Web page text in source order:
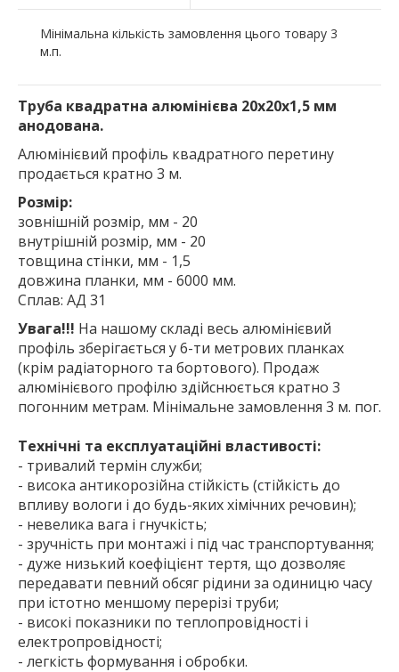
Мінімальна кількість замовлення цього товару 3
м.п.
Труба квадратна алюмінієва 20х20х1,5 мм
анодована.
Алюмінієвий профіль квадратного перетину
продається кратно 3 м.
Розмір:
зовнішній розмір, мм - 20
внутрішній розмір, мм - 20
товщина стінки, мм - 1,5
довжина планки, мм - 6000 мм.
Сплав: АД 31
Увага!!! На нашому складі весь алюмінієвий
профіль зберігається у 6-ти метрових планках
(крім радіаторного та бортового). Продаж
алюмінієвого профілю здійснюється кратно 3
погонним метрам. Мінімальне замовлення 3 м. пог.
Технічні та експлуатаційні властивості:
- тривалий термін служби;
- висока антикорозійна стійкість (стійкість до
впливу вологи і до будь-яких хімічних речовин);
- невелика вага і гнучкість;
- зручність при монтажі і під час транспортування;
- дуже низький коефіцієнт тертя, що дозволяє
передавати певний обсяг рідини за одиницю часу
при істотно меншому перерізі труби;
- високі показники по теплопровідності і
електропровідності;
- легкість формування і обробки.